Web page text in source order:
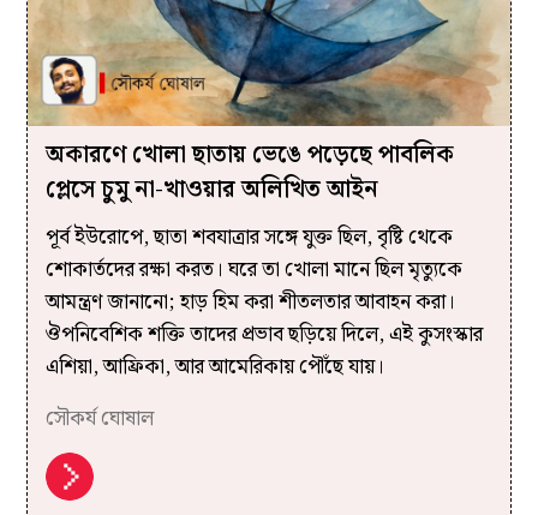
অকারণে খোলা ছাতায় ভেঙে পড়েছে পাবলিক
প্লেসে চুমু না-খাওয়ার অলিখিত আইন
পূর্ব ইউরোপে, ছাতা শবযাত্রার সঙ্গে যুক্ত ছিল, বৃষ্টি থেকে
শোকার্তদের রক্ষা করত। ঘরে তা খোলা মানে ছিল মৃত্যুকে
আমন্ত্রণ জানানো; হাড় হিম করা শীতলতার আবাহন করা।
ঔপনিবেশিক শক্তি তাদের প্রভাব ছড়িয়ে দিলে, এই কুসংস্কার
এশিয়া, আফ্রিকা, আর আমেরিকায় পৌঁছে যায়।
সৌকর্য ঘোষাল